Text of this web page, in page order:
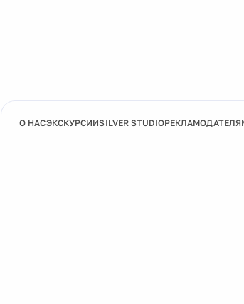
О НАСЭКСКУРСИИSILVER STUDIO